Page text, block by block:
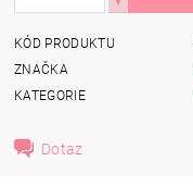
KÓD PRODUKTU
ZNAČKA
KATEGORIE
Dotaz